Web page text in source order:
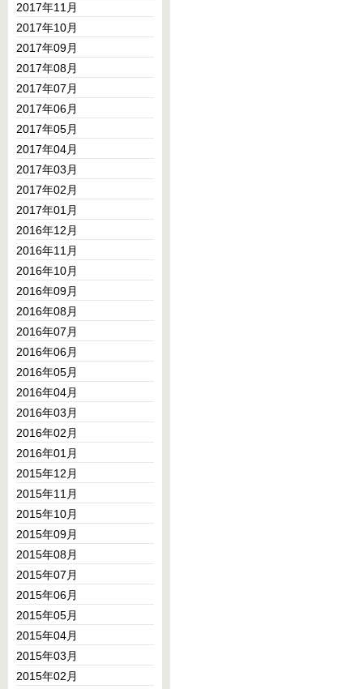
2017年11月
2017年10月
2017年09月
2017年08月
2017年07月
2017年06月
2017年05月
2017年04月
2017年03月
2017年02月
2017年01月
2016年12月
2016年11月
2016年10月
2016年09月
2016年08月
2016年07月
2016年06月
2016年05月
2016年04月
2016年03月
2016年02月
2016年01月
2015年12月
2015年11月
2015年10月
2015年09月
2015年08月
2015年07月
2015年06月
2015年05月
2015年04月
2015年03月
2015年02月